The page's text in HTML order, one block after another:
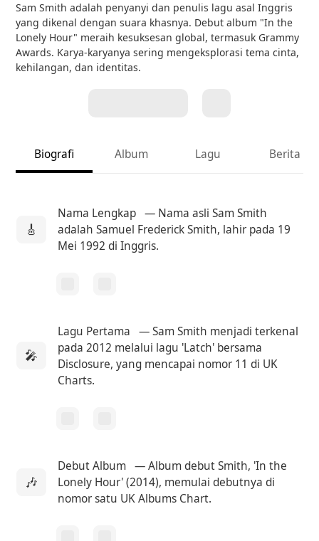
Sam Smith adalah penyanyi dan penulis lagu asal Inggris
yang dikenal dengan suara khasnya. Debut album "In the
Lonely Hour" meraih kesuksesan global, termasuk Grammy
Awards. Karya-karyanya sering mengeksplorasi tema cinta,
kehilangan, dan identitas.
Biografi Album Lagu Berita
🎸
Nama Lengkap — Nama asli Sam Smith
adalah Samuel Frederick Smith, lahir pada 19
Mei 1992 di Inggris.
🎤
Lagu Pertama
— Sam Smith menjadi terkenal
pada 2012 melalui lagu 'Latch' bersama
Disclosure, yang mencapai nomor 11 di UK
Charts.
🎶
Debut Album — Album debut Smith, 'In the
Lonely Hour' (2014), memulai debutnya di
nomor satu UK Albums Chart.